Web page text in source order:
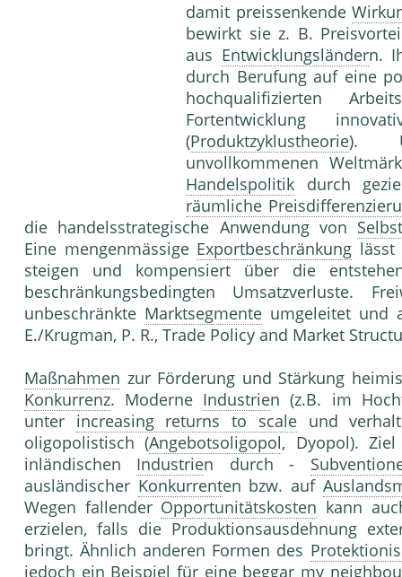
damit preissenkende
bewirkt sie z. B.
aus Entwicklungsländern.
durch Berufung auf eine
hochqualifizierten
Fortentwicklung
(Produktzyklustheorie).
unvollkommenen
Handelspolitik durch
räumliche
die handelsstrategische Anwendung von
Eine mengenmässige Exportbeschränkung
steigen und kompensiert über die
beschränkungsbedingten Umsatzverluste.
unbeschränkte Marktsegmente umgeleitet und
E./Krugman, P. R., Trade Policy and Market
Maßnahmen zur Förderung und Stärkung
Konkurrenz. Moderne Industrien (z.B. im
unter increasing returns to scaleund
oligopolistisch (Angebotsoligopol, Dyopol).
inländischen Industrien durch -
ausländischer Konkurrenten bzw. auf
Wegen fallender Opportunitätskosten kann
erzielen, falls die Produktionsausdehnung
bringt. Ähnlich anderen Formen des
jedoch ein Beispiel für eine beggar my